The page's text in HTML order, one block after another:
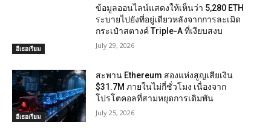
อีเธอเรียม
ข้อมูลออนไลน์แสดงให้เห็นว่า 5,280 ETH
ระบายไปยังที่อยู่เดียวหลังจากการละเมิด
กระเป๋าสตางค์ Triple-A ที่เงียบสงบ
July 29, 2026
อีเธอเรียม
สะพาน Ethereum สองแห่งสูญเสียเงิน
$31.7M ภายในไม่กี่ชั่วโมง เนื่องจาก
โปรโตคอลที่สามหยุดการเดิมพัน
July 25, 2026